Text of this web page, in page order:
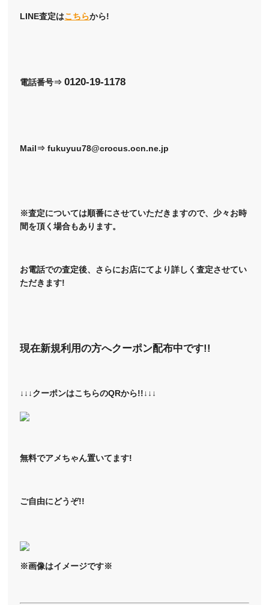
LINE査定はこちらから!
電話番号⇒0120-19-1178
Mail⇒ fukuyuu78@crocus.ocn.ne.jp
※査定については順番にさせていただきますので、少々お時
間を頂く場合もあります。
お電話での査定後、さらにお店にてより詳しく査定させてい
ただきます!
現在新規利用の方へクーポン配布中です!!
↓↓↓クーポンはこちらのQRから!!↓↓↓
無料でアメちゃん置いてます!
ご自由にどうぞ!!
※画像はイメージです※